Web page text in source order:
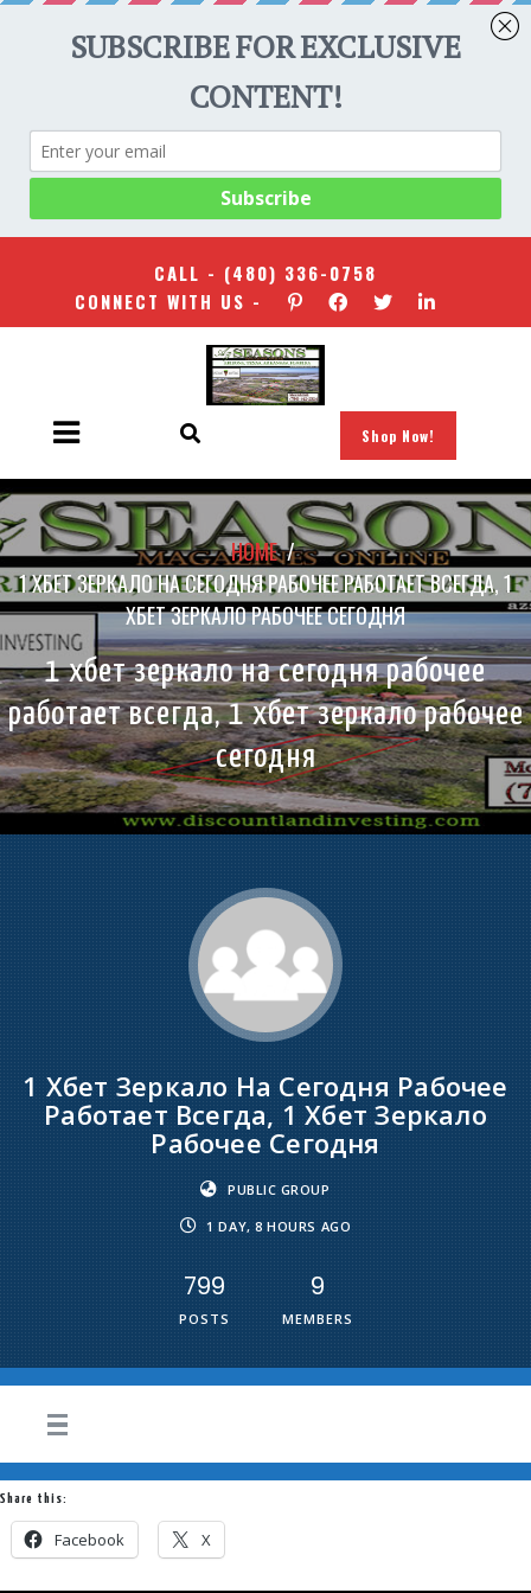
CALL - (480) 336-0758
CONNECT WITH US -
Shop Now!
HOME/
1 ХБЕТ ЗЕРКАЛО НА СЕГОДНЯ РАБОЧЕЕ РАБОТАЕТ ВСЕГДА, 1
ХБЕТ ЗЕРКАЛО РАБОЧЕЕ СЕГОДНЯ
1 хбет зеркало на сегодня рабочее
работает всегда, 1 хбет зеркало рабочее
сегодня
1 Хбет Зеркало На Сегодня Рабочее
Работает Всегда, 1 Хбет Зеркало
Рабочее Сегодня
PUBLIC GROUP
1 DAY, 8 HOURS AGO
799
POSTS
9
MEMBERS
Share this:
Facebook X